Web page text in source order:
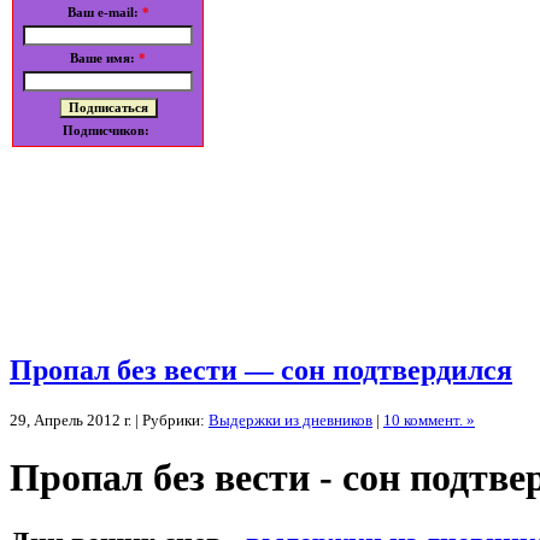
Ваш e-mail: *
Ваше имя: *
Подписчиков:
Пропал без вести — сон подтвердился
29, Апрель 2012 г. | Рубрики: Выдержки из дневников | 10 коммент. »
Пропал без вести - сон